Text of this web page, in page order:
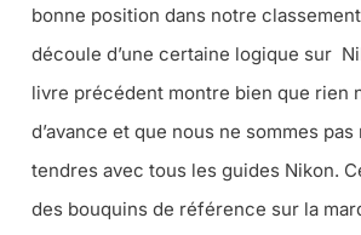
bonne position dans notre
découle d’une certaine logique sur
livre précédent montre bien que rien
d’avance et que nous ne sommes
tendres avec tous les guides Nikon.
des bouquins de référence sur la